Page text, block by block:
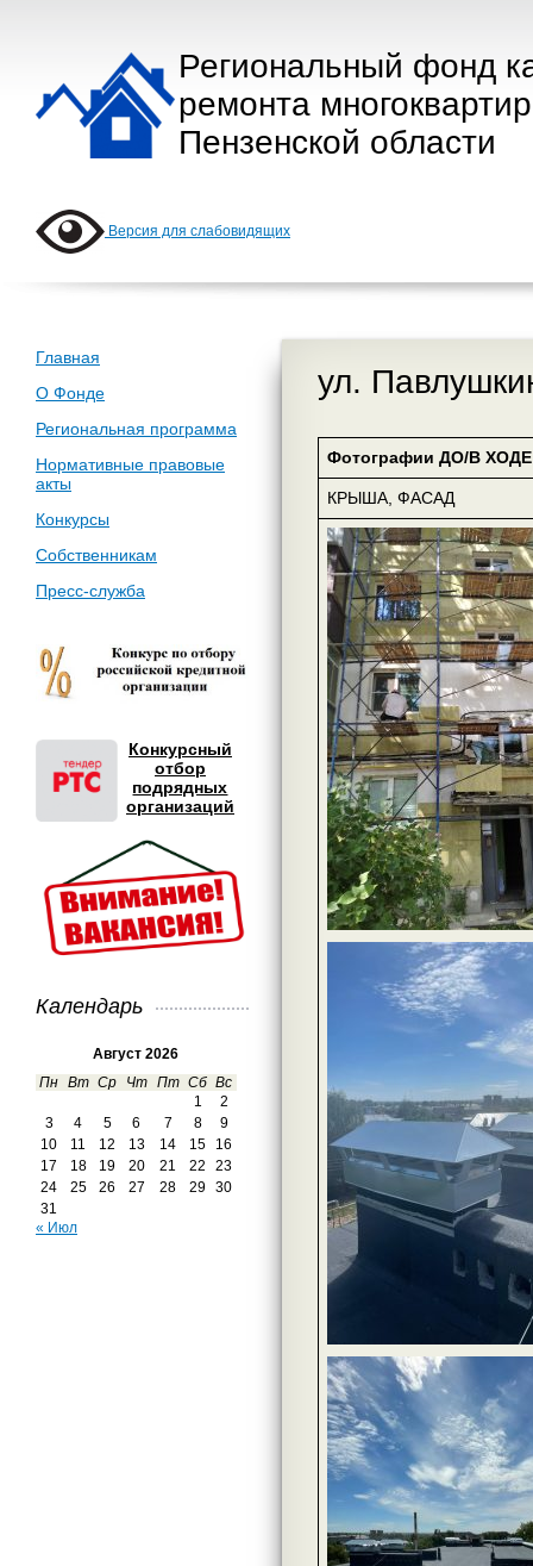
Региональный фонд
ремонта
Пензенской области
Версия для слабовидящих
Главная
О Фонде
Региональная программа
Нормативные правовые
акты
Конкурсы
Собственникам
Пресс-служба
Конкурсный
отбор
подрядных
организаций
Календарь
Август 2026
Пн Вт Ср Чт Пт Сб Вс
1
2
3
4 5 6 7 8
9
10
11 12 13 14 15
16
17
18 19 20 21 22
23
24
25 26 27 28 29
30
31
« Июл
ул.
Фотографии ДО/В ХОДЕ
КРЫША, ФАСАД